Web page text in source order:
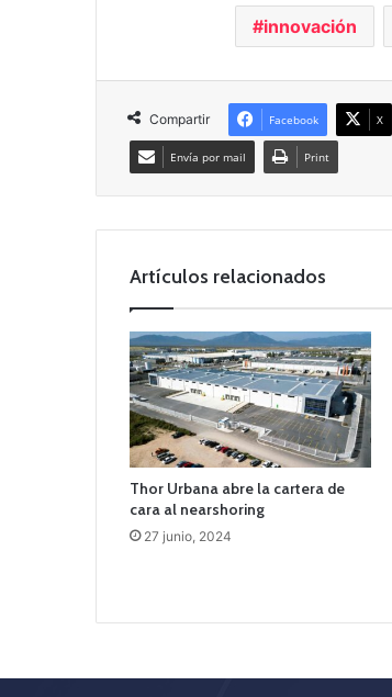
innovación
Compartir Facebook X
Envía por mail Print
Artículos relacionados
Thor Urbana abre la cartera de
cara al nearshoring
27 junio, 2024